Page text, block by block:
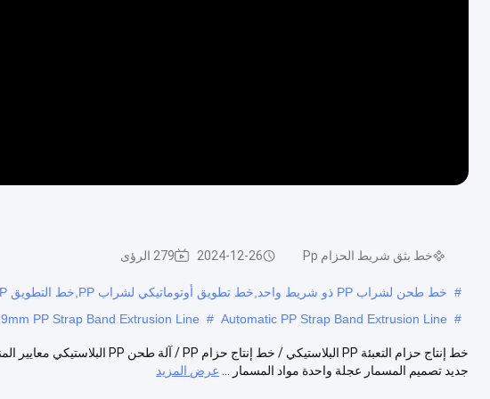
خط بثق شريط الحزام Pp 2024-12-26 279 الرؤى
# خط طحن لشراب PP ذو شريط واحد,خط تطويق أوتوماتيكي لشراب PP,خط التطويق 9mm PP رباط الشريط
#
Automatic PP Strap Band Extrusion Line
#
9mm PP Strap Band Extrusion Line
جديد تصميم المسمار عجلة واحدة مواد المسمار ...
عرض المزيد